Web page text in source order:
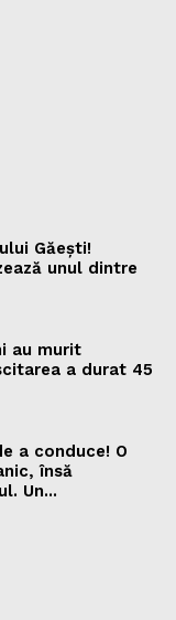
Găești!
unul dintre
au murit
a durat 45
a conduce! O
însă
Un...